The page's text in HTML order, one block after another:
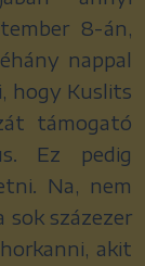
8-án,
nappal
hogy Kuslits
támogató
Ez pedig
Na, nem
sok százezer
akit